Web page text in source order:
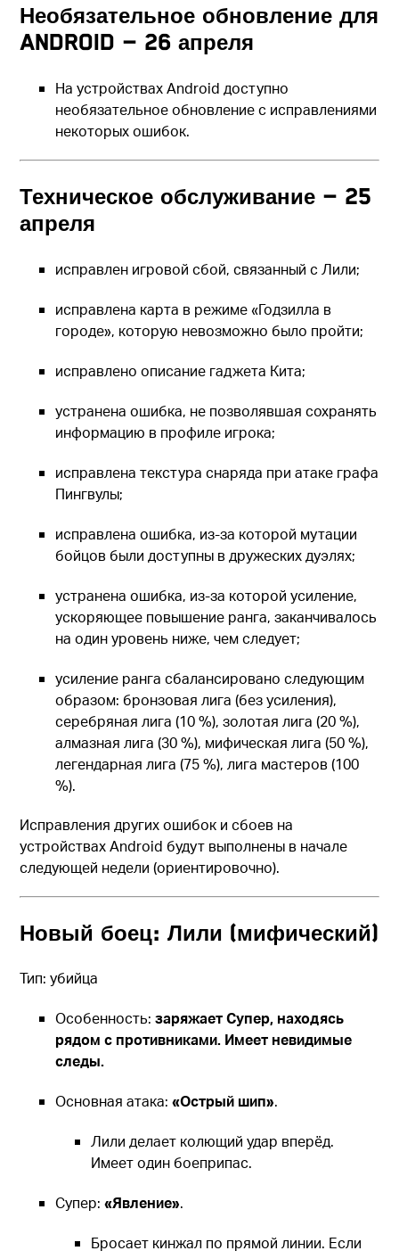
Необязательное обновление для
Android — 26 апреля
На устройствах Android доступно
необязательное обновление с исправлениями
некоторых ошибок.
Техническое обслуживание — 25
апреля
исправлен игровой сбой, связанный с Лили;
исправлена карта в режиме «Годзилла в
городе», которую невозможно было пройти;
исправлено описание гаджета Кита;
устранена ошибка, не позволявшая сохранять
информацию в профиле игрока;
исправлена текстура снаряда при атаке графа
Пингвулы;
исправлена ошибка, из-за которой мутации
бойцов были доступны в дружеских дуэлях;
устранена ошибка, из-за которой усиление,
ускоряющее повышение ранга, заканчивалось
на один уровень ниже, чем следует;
усиление ранга сбалансировано следующим
образом: бронзовая лига (без усиления),
серебряная лига (10 %), золотая лига (20 %),
алмазная лига (30 %), мифическая лига (50 %),
легендарная лига (75 %), лига мастеров (100
%).
Исправления других ошибок и сбоев на
устройствах Android будут выполнены в начале
следующей недели (ориентировочно).
Новый боец: Лили (мифический)
Тип: убийца
Особенность:заряжает Супер, находясь
рядом с противниками. Имеет невидимые
следы.
Основная атака:«Острый шип».
Лили делает колющий удар вперёд.
Имеет один боеприпас.
Супер:«Явление».
Бросает кинжал по прямой линии. Если